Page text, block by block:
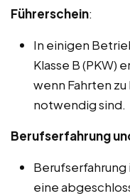
Führerschein:
In einigen
Klasse B (PKW)
wenn Fahrten
notwendig sind.
Berufserfahrung
eine